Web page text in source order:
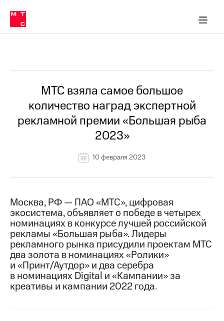
Медиа-центр
и акционерам
Устойчивое развитие
Комплаенс и деловая этика
компании
Карьера
История
компании
Руководство
информация
Медиа-центр
Пресс-
релизы
МТС
о технологиях
Достижения
Интервью
в МТС
Пресс-
релизы
МТС
о технологиях
МТС взяла самое большое
количество наград экспертной
рекламной премии «Большая рыба
2023»
10 февраля 2023
Москва, РФ — ПАО «МТС», цифровая
экосистема, объявляет о победе в четырех
номинациях в конкурсе лучшей российской
рекламы «Большая рыба». Лидеры
рекламного рынка присудили проектам МТС
два золота в номинациях «Ролики»
и «Принт/Аутдор» и два серебра
в номинациях Digital и «Кампании» за
креативы и кампании 2022 года.